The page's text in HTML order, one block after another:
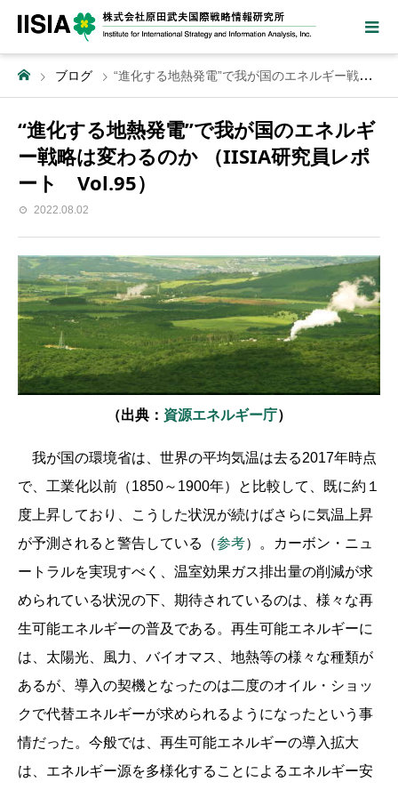
ブログ “進化する地熱発電”で我が国のエネルギー戦略は変わるのか （IISIA研究員レポート Vol.95）
“進化する地熱発電”で我が国のエネルギ
ー戦略は変わるのか （IISIA研究員レポ
ート Vol.95）
2022.08.02
（出典： 資源エネルギー庁）
我が国の環境省は、世界の平均気温は去る2017年時点
で、工業化以前（1850～1900年）と比較して、既に約１
度上昇しており、こうした状況が続けばさらに気温上昇
が予測されると警告している（参考）。カーボン・ニュ
ートラルを実現すべく、温室効果ガス排出量の削減が求
められている状況の下、期待されているのは、様々な再
生可能エネルギーの普及である。再生可能エネルギーに
は、太陽光、風力、バイオマス、地熱等の様々な種類が
あるが、導入の契機となったのは二度のオイル・ショッ
クで代替エネルギーが求められるようになったという事
情だった。今般では、再生可能エネルギーの導入拡大
は、エネルギー源を多様化することによるエネルギー安